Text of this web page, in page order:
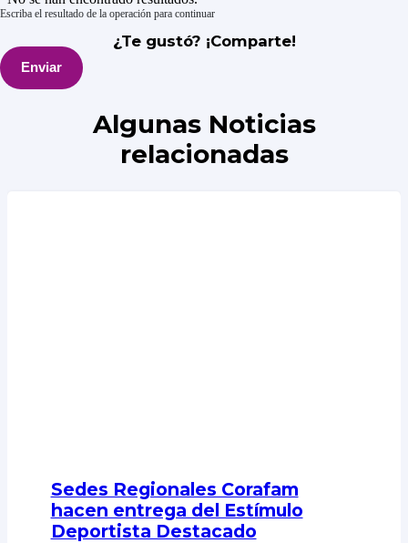
Escriba el resultado de la operación para continuar
Enviar
¿Te gustó? ¡Comparte!
Algunas Noticias
relacionadas
Sedes Regionales Corafam
hacen entrega del Estímulo
Deportista Destacado